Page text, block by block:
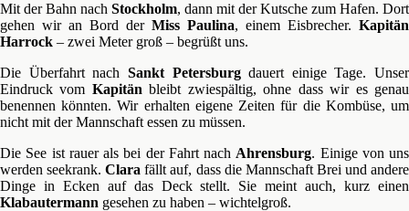
Mit der Bahn nach Stockholm, dann mit der Kutsche zum Hafen. Dort
gehen wir an Bord der Miss Paulina, einem Eisbrecher. Kapitän
Harrock – zwei Meter groß – begrüßt uns.
Die Überfahrt nach Sankt Petersburgdauert einige Tage. Unser
Eindruck vom Kapitän bleibt zwiespältig, ohne dass wir es genau
benennen könnten. Wir erhalten eigene Zeiten für die Kombüse, um
nicht mit der Mannschaft essen zu müssen.
Die See ist rauer als bei der Fahrt nach Ahrensburg. Einige von uns
werden seekrank.Clara fällt auf, dass die Mannschaft Brei und andere
Dinge in Ecken auf das Deck stellt. Sie meint auch, kurz einen
Klabautermann gesehen zu haben – wichtelgroß.